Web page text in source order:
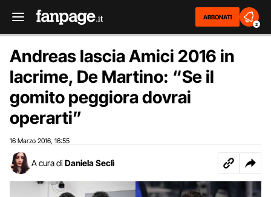
ABBONATI
2
Andreas lascia Amici 2016 in
lacrime, De Martino: “Se il
gomito peggiora dovrai
operarti”
16 Marzo 2016 16:55
A cura di Daniela Seclì